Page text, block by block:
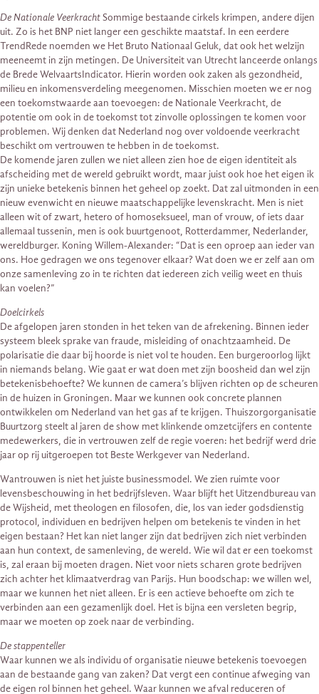
De Nationale VeerkrachtSommige bestaande cirkels krimpen, andere dijen
uit. Zo is het BNP niet langer een geschikte maatstaf. In een eerdere
TrendRede noemden we Het Bruto Nationaal Geluk, dat ook het welzijn
meeneemt in zijn metingen. De Universiteit van Utrecht lanceerde onlangs
de Brede WelvaartsIndicator. Hierin worden ook zaken als gezondheid,
milieu en inkomensverdeling meegenomen. Misschien moeten we er nog
een toekomstwaarde aan toevoegen: de Nationale Veerkracht, de
potentie om ook in de toekomst tot zinvolle oplossingen te komen voor
problemen. Wij denken dat Nederland nog over voldoende veerkracht
beschikt om vertrouwen te hebben in de toekomst.
De komende jaren zullen we niet alleen zien hoe de eigen identiteit als
afscheiding met de wereld gebruikt wordt, maar juist ook hoe het eigen ik
zijn unieke betekenis binnen het geheel op zoekt. Dat zal uitmonden in een
nieuw evenwicht en nieuwe maatschappelijke levenskracht. Men is niet
alleen wit of zwart, hetero of homoseksueel, man of vrouw, of iets daar
allemaal tussenin, men is ook buurtgenoot, Rotterdammer, Nederlander,
wereldburger. Koning Willem-Alexander: “Dat is een oproep aan ieder van
ons. Hoe gedragen we ons tegenover elkaar? Wat doen we er zelf aan om
onze samenleving zo in te richten dat iedereen zich veilig weet en thuis
kan voelen?”
Doelcirkels
De afgelopen jaren stonden in het teken van de afrekening. Binnen ieder
systeem bleek sprake van fraude, misleiding of onachtzaamheid. De
polarisatie die daar bij hoorde is niet vol te houden. Een burgeroorlog lijkt
in niemands belang. Wie gaat er wat doen met zijn boosheid dan wel zijn
betekenisbehoefte? We kunnen de camera’s blijven richten op de scheuren
in de huizen in Groningen. Maar we kunnen ook concrete plannen
ontwikkelen om Nederland van het gas af te krijgen. Thuiszorgorganisatie
Buurtzorg steelt al jaren de show met klinkende omzetcijfers en contente
medewerkers, die in vertrouwen zelf de regie voeren: het bedrijf werd drie
jaar op rij uitgeroepen tot Beste Werkgever van Nederland.
Wantrouwen is niet het juiste businessmodel. We zien ruimte voor
levensbeschouwing in het bedrijfsleven. Waar blijft het Uitzendbureau van
de Wijsheid, met theologen en filosofen, die, los van ieder godsdienstig
protocol, individuen en bedrijven helpen om betekenis te vinden in het
eigen bestaan? Het kan niet langer zijn dat bedrijven zich niet verbinden
aan hun context, de samenleving, de wereld. Wie wil dat er een toekomst
is, zal eraan bij moeten dragen. Niet voor niets scharen grote bedrijven
zich achter het klimaatverdrag van Parijs. Hun boodschap: we willen wel,
maar we kunnen het niet alleen. Er is een actieve behoefte om zich te
verbinden aan een gezamenlijk doel. Het is bijna een versleten begrip,
maar we moeten op zoek naar de verbinding.
De stappenteller
Waar kunnen we als individu of organisatie nieuwe betekenis toevoegen
aan de bestaande gang van zaken? Dat vergt een continue afweging van
de eigen rol binnen het geheel. Waar kunnen we afval reduceren of